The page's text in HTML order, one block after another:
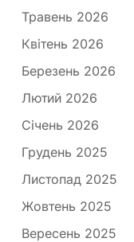
Травень 2026
Квітень 2026
Березень 2026
Лютий 2026
Січень 2026
Грудень 2025
Листопад 2025
Жовтень 2025
Вересень 2025